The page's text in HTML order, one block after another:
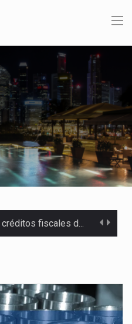
El gobierno de Estados Unidos anunciará un arancel del 15 % sobre los productos fabricados…